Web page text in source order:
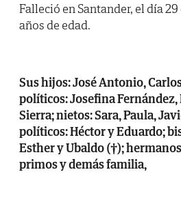
Falleció en Santander, el día
años de edad.
Sus hijos: José Antonio,
políticos: Josefina
Sierra; nietos: Sara, Paula,
políticos: Héctor y Eduardo;
Esther y Ubaldo (†);
primos y demás familia,